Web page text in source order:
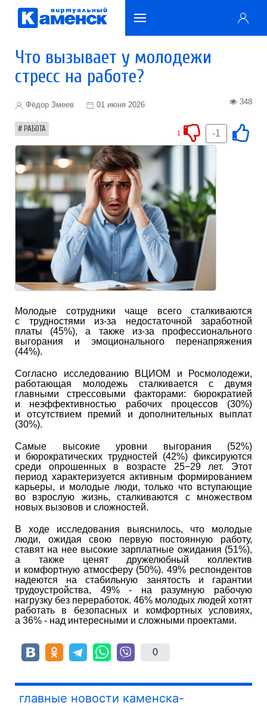
Что вызывает у молодежи
стресс на работе?
Фёдор Змеев 01 июня 2026 348
РАБОТА -1
1
Молодые сотрудники чаще всего сталкиваются
с трудностями из-за недостаточной заработной
платы (45%), а также из-за профессионального
выгорания и эмоционального перенапряжения
(44%).
Согласно исследованию ВЦИОМ и Росмолодежи,
работающая молодежь сталкивается с двумя
главными стрессовыми факторами: бюрократией
и неэффективностью рабочих процессов (30%)
и отсутствием премий и дополнительных выплат
(30%).
Самые высокие уровни выгорания (52%)
и бюрократических трудностей (42%) фиксируются
среди опрошенных в возрасте 25−29 лет. Этот
период характеризуется активным формированием
карьеры, и молодые люди, только что вступающие
во взрослую жизнь, сталкиваются с множеством
новых вызовов и сложностей.
В ходе исследования выяснилось, что молодые
люди, ожидая свою первую постоянную работу,
ставят на нее высокие зарплатные ожидания (51%),
а также ценят дружелюбный коллектив
и комфортную атмосферу (50%). 49% респондентов
надеются на стабильную занятость и гарантии
трудоустройства, 49% - на разумную рабочую
нагрузку без переработок. 46% молодых людей хотят
работать в безопасных и комфортных условиях,
а 36% - над интересными и сложными проектами.
0
главные новости каменска-